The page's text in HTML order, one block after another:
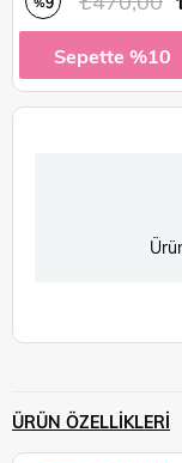
Sepette %10
ÜRÜN ÖZELLIKLERI